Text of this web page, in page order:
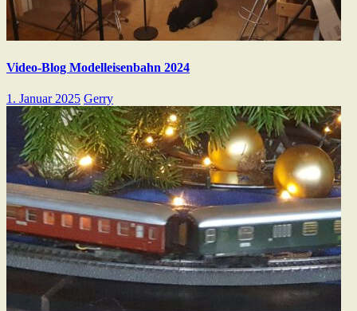
Video-Blog Modelleisenbahn 2024
1. Januar 2025 Gerry